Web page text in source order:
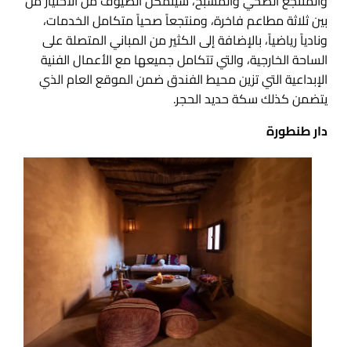
بين ثلاثة مطاعم فاخرة، ومنتجعاً صحياً متكامل الخدمات،
ونادياً رياضياً، بالإضافة إلى الكثير من المباني المتصلة على
الساحة الخارجية، والتي تتكامل جميعها مع الأعمال الفنية
الإبداعية التي تزين محيط الفندق ضمن الموقع العام الذي
يتضمن كذلك سكة حديد الحجر.
دار طنطورة